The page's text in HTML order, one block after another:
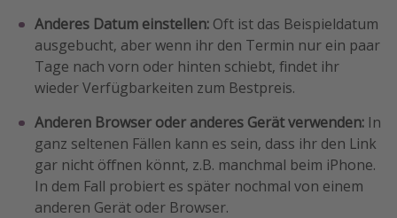
Anderes Datum einstellen: Oft ist das Beispieldatum
ausgebucht, aber wenn ihr den Termin nur ein paar
Tage nach vorn oder hinten schiebt, findet ihr
wieder Verfügbarkeiten zum Bestpreis.
Anderen Browser oder anderes Gerät verwenden: In
ganz seltenen Fällen kann es sein, dass ihr den Link
gar nicht öffnen könnt, z.B. manchmal beim iPhone.
In dem Fall probiert es später nochmal von einem
anderen Gerät oder Browser.